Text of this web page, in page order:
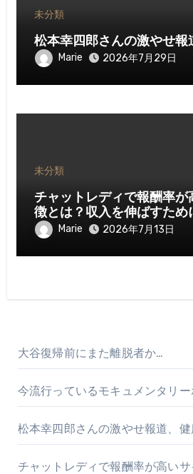
未分類
松本幸四郎さんの激やせ報
Marie 2026年7月29日
未分類
チャットレディで報酬率が
徴とは？収入を伸ばすため
いポイント
Marie 2026年7月13日
大谷復帰前にまた離脱者か…
今流行っているモキュメンタリー
松本幸四郎さんの激やせ報道、健
チャットレディで報酬率が高い